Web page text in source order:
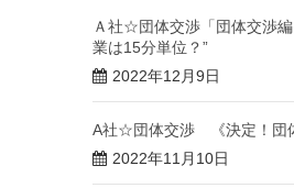
Ａ社☆団体交渉「団体交渉
業は15分単位？”
2022年12月9日
A社☆団体交渉 《決定！団
2022年11月10日